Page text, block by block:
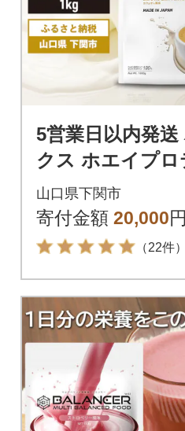
5営業日以内発送
クス ホエイプロ
ン カフェオレ 風
kg IY001-B
山口県下関市
寄付金額 20,000円
（22件）